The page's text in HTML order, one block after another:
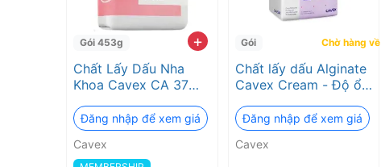
Gói 453g +
Chất Lấy Dấu Nha
Khoa Cavex CA 37
Xác Cao
Đăng nhập để xem giá
Cavex
Gói Chờ hàng về
Chất lấy dấu Alginate
Cavex Cream - Độ ổn
Đăng nhập để xem giá
Cavex